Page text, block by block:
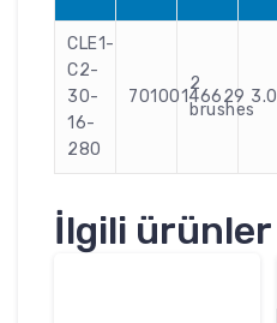
CLE1-
C2-
30-
16-
280
70100146629
2
brushes
3.0
İlgili ürünler